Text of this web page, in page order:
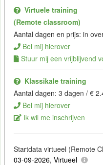
Virtuele training
(Remote classroom)
Aantal dagen en prijs: in
Bel mij hierover
Stuur mij een vrijblijvend
Klassikale training
Aantal dagen: 3 dagen / €
Bel mij hierover
Ik wil me inschrijven
Startdata virtueel (Remote
03-09-2026, Virtueel